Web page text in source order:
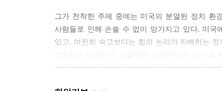
그가 천착한 주제 중에는 미국의 분열된 정치 환
사람들로 인해 손쓸 수 없이 망가지고 있다. 미국
있고, 여전히 숙고보다는 힘의 논리가 지배하는
같은 정치에 좌절감이 들더라도, 끝내 절망에 굴